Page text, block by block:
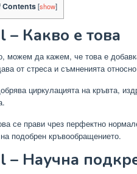
Contents[show]
– Какво е това
можем да кажем, че това е
от стреса и съмненията
циркулацията на кръвта,
се прави чрез перфектно
подобрен кръвообращението.
– Научна